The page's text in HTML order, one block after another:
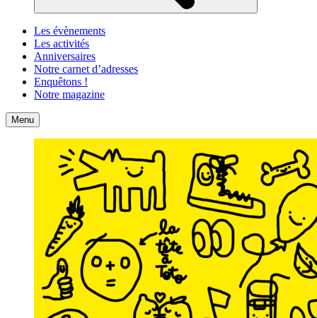
Les évènements
Les activités
Anniversaires
Notre carnet d’adresses
Enquêtons !
Notre magazine
Accueil
Menu Contact